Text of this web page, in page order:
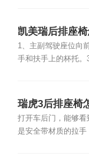
凯美瑞后排座
1、主副驾驶座位向
手和扶手上的杯托。
瑞虎3后排座椅
打开车后门，能够
是安全带材质的拉